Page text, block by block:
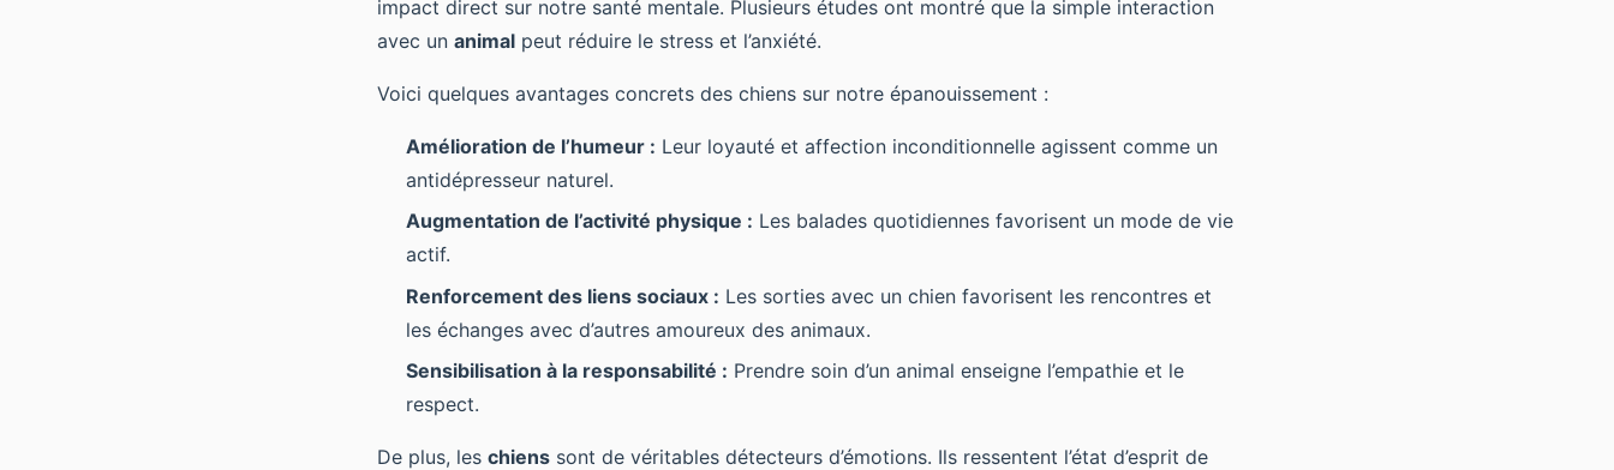
impact direct sur notre santé mentale. Plusieurs études ont montré que la simple interaction
avec un animal peut réduire le stress et l’anxiété.
Voici quelques avantages concrets des chiens sur notre épanouissement :
Amélioration de l’humeur : Leur loyauté et affection inconditionnelle agissent comme un
antidépresseur naturel.
Augmentation de l’activité physique : Les balades quotidiennes favorisent un mode de vie
actif.
Renforcement des liens sociaux : Les sorties avec un chien favorisent les rencontres et
les échanges avec d’autres amoureux des animaux.
Sensibilisation à la responsabilité : Prendre soin d’un animal enseigne l’empathie et le
respect.
De plus, les chiens sont de véritables détecteurs d’émotions. Ils ressentent l’état d’esprit de